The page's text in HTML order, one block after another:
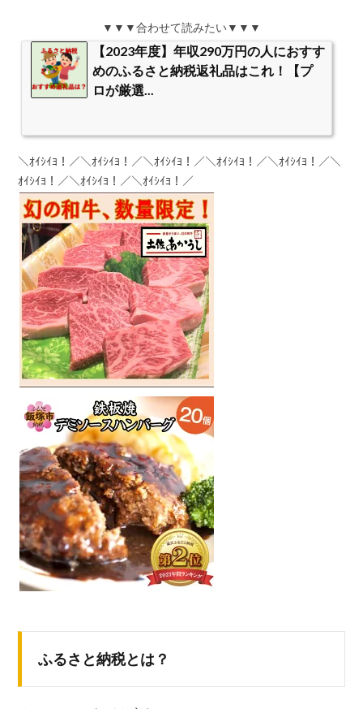
▼▼▼合わせて読みたい▼▼▼
【2023年度】年収290万円の人におすす
めのふるさと納税返礼品はこれ！【プ
ロが厳選...
＼ｵｲｼｲﾖ！／＼ｵｲｼｲﾖ！／＼ｵｲｼｲﾖ！／＼ｵｲｼｲﾖ！／＼ｵｲｼｲﾖ！／＼
ｵｲｼｲﾖ！／＼ｵｲｼｲﾖ！／＼ｵｲｼｲﾖ！／
ふるさと納税とは？